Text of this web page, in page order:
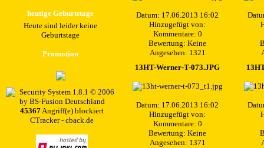
heutige Geburtstage
Heute sind leider keine
Geburtstage
Promotion
45367Angriff(e) blockiert
CTracker - cback.de
Datum: 17.06.2013 16:02
Hinzugefügt von:
Kommentare: 0
Bewertung: Keine
Angesehen: 1321
13HT-Werner-T-073.JPG
Datum: 17.06.2013 16:02
Hinzugefügt von:
Kommentare: 0
Bewertung: Keine
Angesehen: 1371